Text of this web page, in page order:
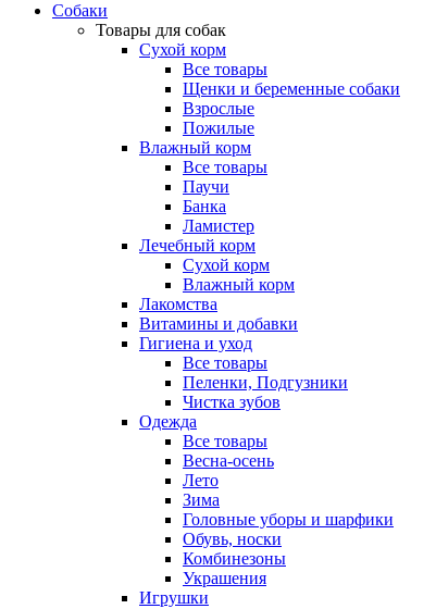
Собаки
Товары для собак
Сухой корм
Все товары
Щенки и беременные собаки
Взрослые
Пожилые
Влажный корм
Все товары
Паучи
Банка
Ламистер
Лечебный корм
Сухой корм
Влажный корм
Лакомства
Витамины и добавки
Гигиена и уход
Все товары
Пеленки, Подгузники
Чистка зубов
Одежда
Все товары
Весна-осень
Лето
Зима
Головные уборы и шарфики
Обувь, носки
Комбинезоны
Украшения
Игрушки